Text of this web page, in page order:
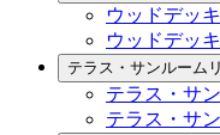
ウッドデッ
ウッドデッ
テラス・サンルーム
テラス・サ
テラス・サ